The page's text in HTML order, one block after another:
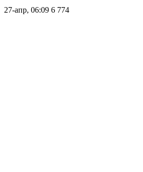
27-апр, 06:09 6 774